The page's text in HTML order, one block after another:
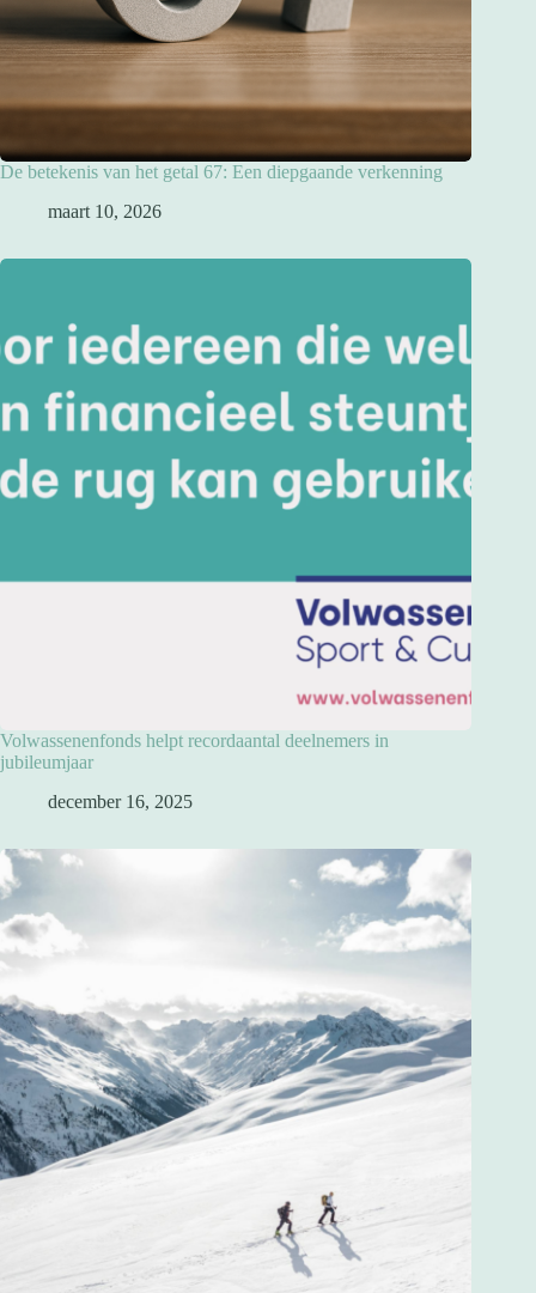
De betekenis van het getal 67: Een diepgaande verkenning
maart 10, 2026
Volwassenenfonds helpt recordaantal deelnemers in
jubileumjaar
december 16, 2025